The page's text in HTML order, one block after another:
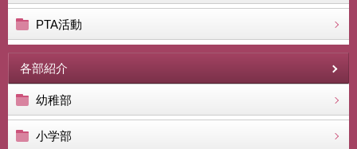
PTA活動
各部紹介
幼稚部
小学部